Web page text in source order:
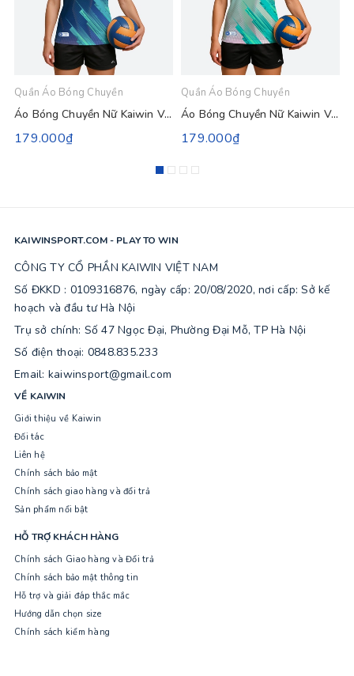
Quần Áo Bóng Chuyền
Áo Bóng Chuyền Nữ Kaiwin Votex - Màu Xanh Đen
179.000₫
Quần Áo Bóng Chuyền
Áo Bóng Chuyền Nữ Kaiwin Votex - Màu Trắng
179.000₫
KAIWINSPORT.COM - PLAY TO WIN
CÔNG TY CỔ PHẦN KAIWIN VIỆT NAM
Số ĐKKD : 0109316876, ngày cấp: 20/08/2020, nơi cấp: Sở kế
hoạch và đầu tư Hà Nội
Trụ sở chính: Số 47 Ngọc Đại, Phường Đại Mỗ, TP Hà Nội
Số điện thoại: 0848.835.233
Email: kaiwinsport@gmail.com
VỀ KAIWIN
Giới thiệu về Kaiwin
Đối tác
Liên hệ
Chính sách bảo mật
Chính sách giao hàng và đổi trả
Sản phẩm nổi bật
HỖ TRỢ KHÁCH HÀNG
Chính sách Giao hàng và Đổi trả
Chính sách bảo mật thông tin
Hỗ trợ và giải đáp thắc mắc
Hướng dẫn chọn size
Chính sách kiểm hàng